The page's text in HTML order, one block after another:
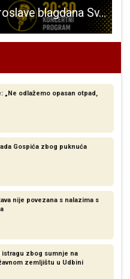
Pogledajte program proslave blagdana Sv. Roka u Perušiću
„Ne odlažemo opasan otpad,
Gospića zbog puknuća
nije povezana s nalazima s
zbog sumnje na
zemljištu u Udbini